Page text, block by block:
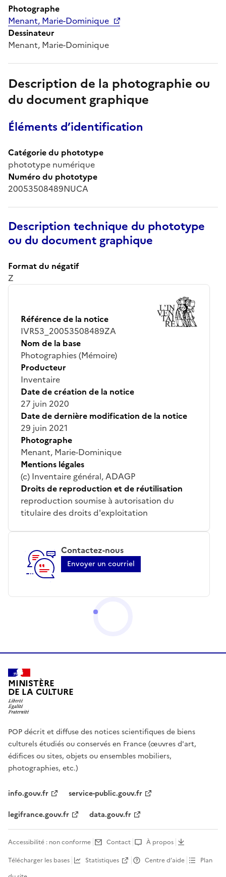
Photographe
Menant, Marie-Dominique
Dessinateur
Menant, Marie-Dominique
Description de la photographie ou
du document graphique
Éléments d’identification
Catégorie du phototype
phototype numérique
Numéro du phototype
20053508489NUCA
Description technique du phototype
ou du document graphique
Format du négatif
Z
Référence de la notice
IVR53_20053508489ZA
Nom de la base
Photographies (Mémoire)
Producteur
Inventaire
Date de création de la notice
27 juin 2020
Date de dernière modification de la notice
29 juin 2021
Photographe
Menant, Marie-Dominique
Mentions légales
(c) Inventaire général, ADAGP
Droits de reproduction et de réutilisation
reproduction soumise à autorisation du
titulaire des droits d'exploitation
Contactez-nous
Envoyer un courriel
MINISTÈRE
DE LA CULTURE
POP décrit et diffuse des notices scientifiques de biens
culturels étudiés ou conservés en France (œuvres d'art,
édifices ou sites, objets ou ensembles mobiliers,
photographies, etc.)
info.gouv.fr
service-public.gouv.fr
legifrance.gouv.fr
data.gouv.fr
Accessibilité : non conforme Contact
À propos
Télécharger les bases
Statistiques Centre d’aide
Plan